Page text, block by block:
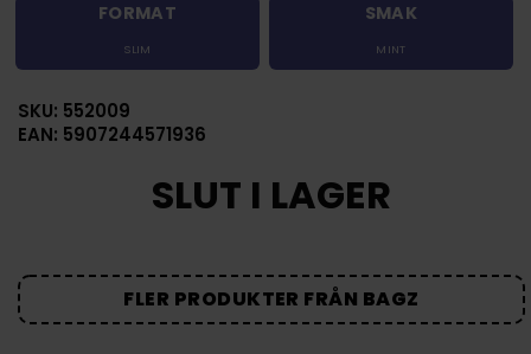
FORMAT
SLIM
SMAK
MINT
SKU: 552009
EAN: 5907244571936
SLUT I LAGER
FLER PRODUKTER FRÅN BAGZ